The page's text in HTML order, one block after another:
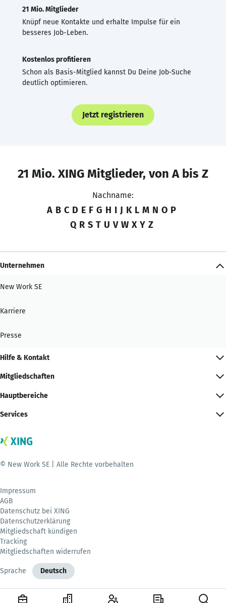
21 Mio. Mitglieder
Knüpf neue Kontakte und erhalte Impulse für ein
besseres Job-Leben.
Kostenlos profitieren
Schon als Basis-Mitglied kannst Du Deine Job-Suche
deutlich optimieren.
Jetzt registrieren
21 Mio. XING Mitglieder, von A bis Z
Nachname:
A B C D E F G H I J K L M N O P
Q R S T U V W X Y Z
Unternehmen
New Work SE
Karriere
Presse
Hilfe & Kontakt
Mitgliedschaften
Hauptbereiche
Services
© New Work SE | Alle Rechte vorbehalten
Impressum
AGB
Datenschutz bei XING
Datenschutzerklärung
Mitgliedschaft kündigen
Tracking
Mitgliedschaften widerrufen
Sprache Deutsch